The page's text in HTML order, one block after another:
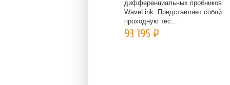
дифференциальных пробников
WaveLink. Представляет собой
проходную тес...
93 195Р